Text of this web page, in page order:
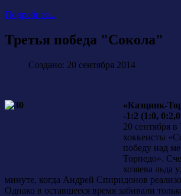
Подробнее...
Третья победа "Сокола"
Создано: 20 сентября 2014
«Казцинк-
-1:2 (1:0,
20 сентября
хоккеисты
победу над
Торпедо».
хозяева льда
минуте, когда Андрей Спиридонов
Однако в оставшееся время забивали